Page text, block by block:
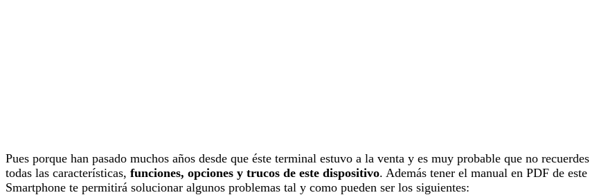
Pues porque han pasado muchos años desde que éste terminal estuvo a la venta y es muy probable que no recuerdes
todas las características, funciones, opciones y trucos de este dispositivo. Además tener el manual en PDF de este
Smartphone te permitirá solucionar algunos problemas tal y como pueden ser los siguientes: